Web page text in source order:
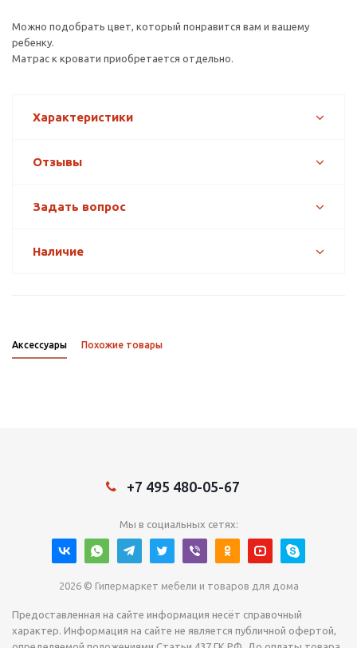
Можно подобрать цвет, который понравится вам и вашему
ребенку.
Матрас к кровати приобретается отдельно.
Характеристики
Отзывы
Задать вопрос
Наличие
Аксессуары Похожие товары
+7 495 480-05-67
Мы в социальных сетях:
2026 © Гипермаркет мебели и товаров для дома
Предоставленная на сайте информация несёт справочный
характер. Информация на сайте не является публичной офертой,